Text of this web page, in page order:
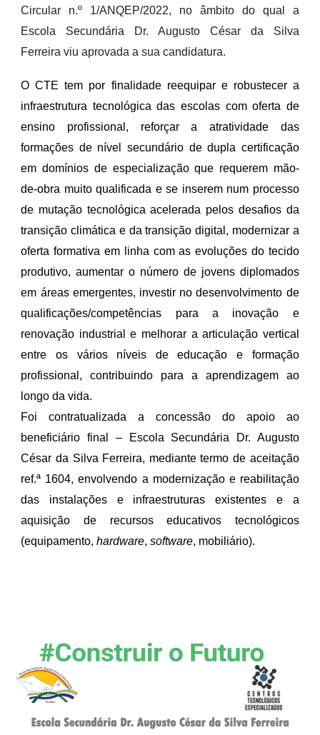
Circular n.º 1/ANQEP/2022, no âmbito do qual a
Escola Secundária Dr. Augusto César da Silva
Ferreira viu aprovada a sua candidatura.
O CTE tem por finalidade reequipar e robustecer a
infraestrutura tecnológica das escolas com oferta de
ensino profissional, reforçar a atratividade das
formações de nível secundário de dupla certificação
em domínios de especialização que requerem mão-
de-obra muito qualificada e se inserem num processo
de mutação tecnológica acelerada pelos desafios da
transição climática e da transição digital, modernizar a
oferta formativa em linha com as evoluções do tecido
produtivo, aumentar o número de jovens diplomados
em áreas emergentes, investir no desenvolvimento de
qualificações/competências para a inovação e
renovação industrial e melhorar a articulação vertical
entre os vários níveis de educação e formação
profissional, contribuindo para a aprendizagem ao
longo da vida.
Foi contratualizada a concessão do apoio ao
beneficiário final – Escola Secundária Dr. Augusto
César da Silva Ferreira, mediante termo de aceitação
ref.ª 1604, envolvendo a modernização e reabilitação
das instalações e infraestruturas existentes e a
aquisição de recursos educativos tecnológicos
(equipamento,hardware,software, mobiliário).